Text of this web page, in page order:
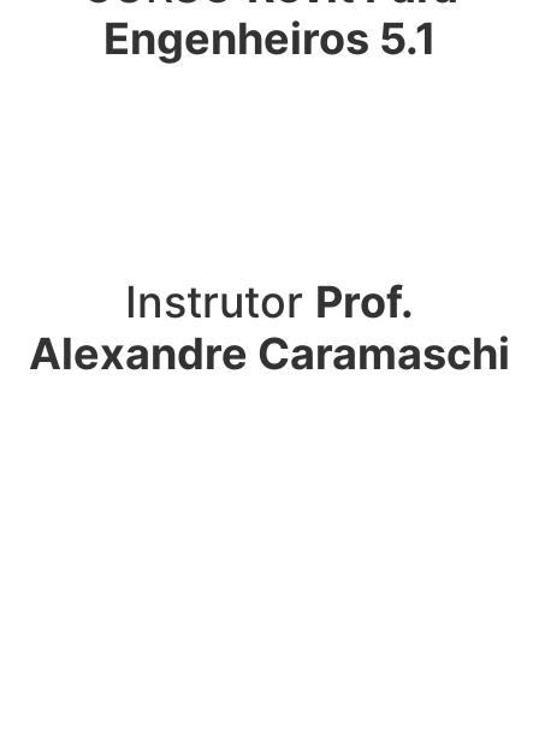
Engenheiros 5.1
Instrutor Prof.
Alexandre Caramaschi